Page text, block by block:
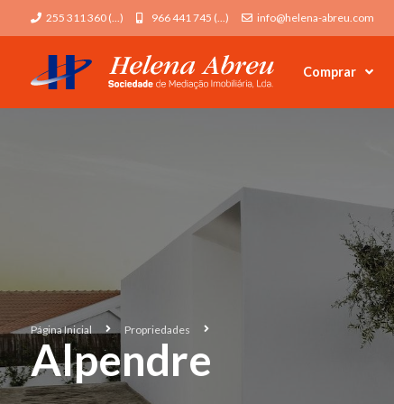
255 311 360 (...) 966 441 745 (...) info@helena-abreu.com
Comprar
Alpendre
Página Inicial Propriedades